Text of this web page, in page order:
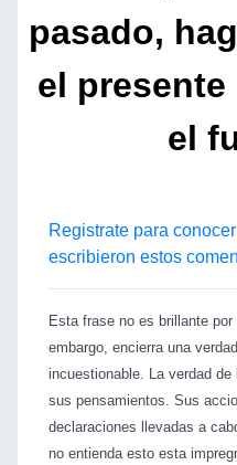
pasado,
el presente
el
Registrate para
escribieron estos
Esta frase no es brillante
embargo, encierra una
incuestionable. La verdad
sus pensamientos. Sus
declaraciones llevadas a
no entienda esto esta